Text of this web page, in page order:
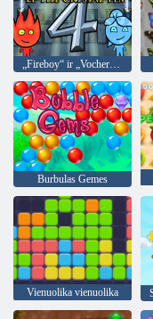
„Fireboy“ ir „Vochergirl 4“: „Crystal Temple“
Burbulas Gemes
Vienuolika vienuolika